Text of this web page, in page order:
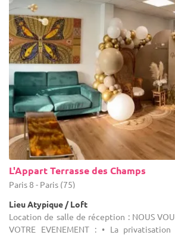
L'Appart Terrasse des Champs
Paris 8 - Paris (75)
Lieu Atypique / Loft
Location de salle de réception : NOUS
VOTRE EVENEMENT : • La